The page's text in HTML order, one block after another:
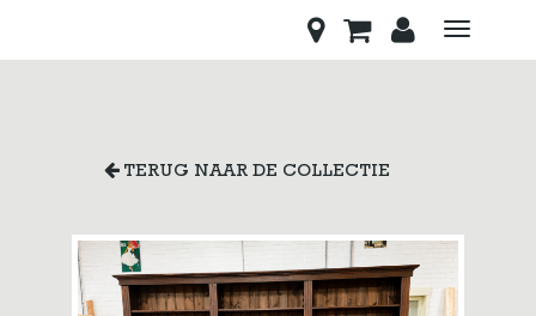
Toggle
TERUG NAAR DE COLLECTIE